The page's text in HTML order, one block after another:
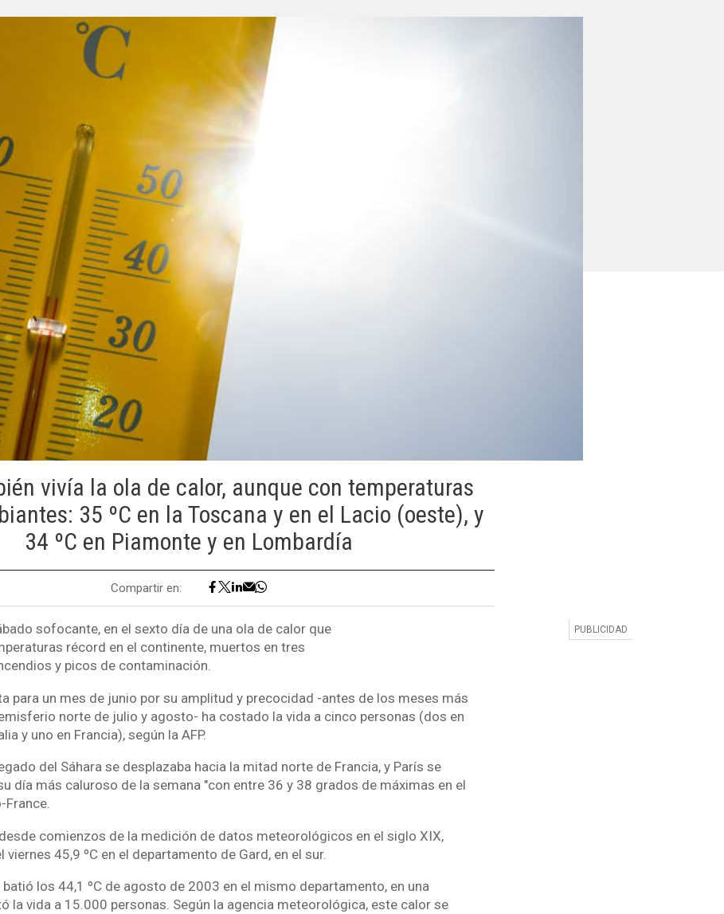
vivía la ola de calor, aunque con temperaturas
35 ºC en la Toscana y en el Lacio (oeste), y
34 ºC en Piamonte y en Lombardía
Compartir en:
sofocante, en el sexto día de una ola de calor que
récord en el continente, muertos en tres
y picos de contaminación.
para un mes de junio por su amplitud y precocidad -antes de los meses más
norte de julio y agosto- ha costado la vida a cinco personas (dos en
y uno en Francia), según la AFP.
del Sáhara se desplazaba hacia la mitad norte de Francia, y París se
día más caluroso de la semana "con entre 36 y 38 grados de máximas en el
France.
comienzos de la medición de datos meteorológicos en el siglo XIX,
viernes 45,9 ºC en el departamento de Gard, en el sur.
los 44,1 ºC de agosto de 2003 en el mismo departamento, en una
la vida a 15.000 personas. Según la agencia meteorológica, este calor se